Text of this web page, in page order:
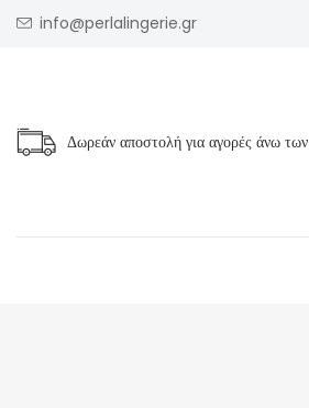
info@perlalingerie.gr
Δωρεάν αποστολή για αγορές άνω των